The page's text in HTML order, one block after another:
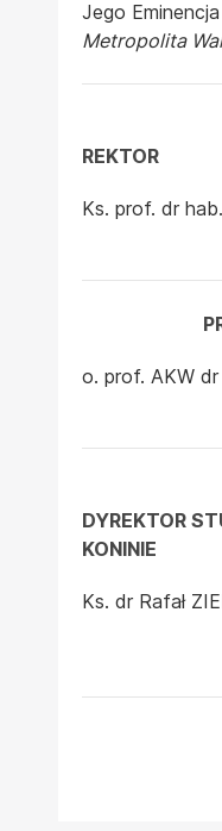
Jego
Metropolita
REKTOR
Ks. prof. dr
o. prof. AKW
DYREKTOR
KONINIE
Ks. dr Rafał